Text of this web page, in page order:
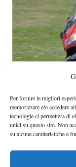
Per fornire le migliori
memorizzare e/o accedere
tecnologie ci permetterà di
unici su questo sito. Non
su alcune caratteristiche e
Aprilia e Moto
L’edizione 2014
manifestazione
Categorie
moto